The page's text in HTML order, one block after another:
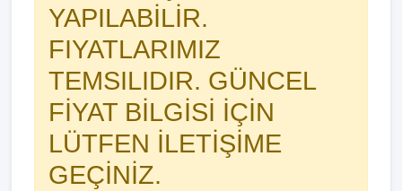
YAPILABİLİR.
FIYATLARIMIZ
TEMSILIDIR. GÜNCEL
FİYAT BİLGİSİ İÇİN
LÜTFEN İLETİŞİME
GEÇİNİZ.